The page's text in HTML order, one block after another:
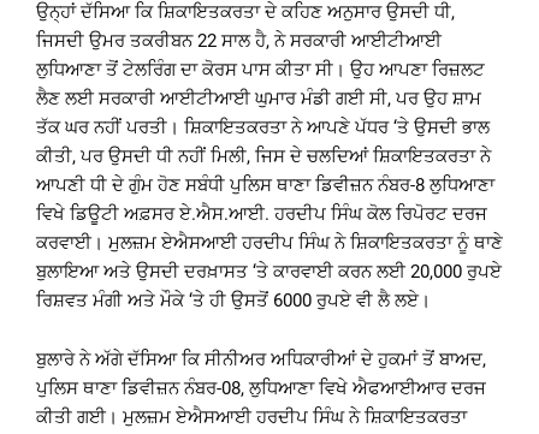
ਉਨ੍ਹਾਂ ਦੱਸਿਆ ਕਿ ਸ਼ਿਕਾਇਤਕਰਤਾ ਦੇ ਕਹਿਣ ਅਨੁਸਾਰ ਉਸਦੀ ਧੀ,
ਜਿਸਦੀ ਉਮਰ ਤਕਰੀਬਨ 22 ਸਾਲ ਹੈ, ਨੇ ਸਰਕਾਰੀ ਆਈਟੀਆਈ
ਲੁਧਿਆਣਾ ਤੋਂ ਟੇਲਰਿੰਗ ਦਾ ਕੋਰਸ ਪਾਸ ਕੀਤਾ ਸੀ। ਉਹ ਆਪਣਾ ਰਿਜ਼ਲਟ
ਲੈਣ ਲਈ ਸਰਕਾਰੀ ਆਈਟੀਆਈ ਘੁਮਾਰ ਮੰਡੀ ਗਈ ਸੀ, ਪਰ ਉਹ ਸ਼ਾਮ
ਤੱਕ ਘਰ ਨਹੀਂ ਪਰਤੀ। ਸ਼ਿਕਾਇਤਕਰਤਾ ਨੇ ਆਪਣੇ ਪੱਧਰ ‘ਤੇ ਉਸਦੀ ਭਾਲ
ਕੀਤੀ, ਪਰ ਉਸਦੀ ਧੀ ਨਹੀਂ ਮਿਲੀ, ਜਿਸ ਦੇ ਚਲਦਿਆਂ ਸ਼ਿਕਾਇਤਕਰਤਾ ਨੇ
ਆਪਣੀ ਧੀ ਦੇ ਗੁੰਮ ਹੋਣ ਸਬੰਧੀ ਪੁਲਿਸ ਥਾਣਾ ਡਿਵੀਜ਼ਨ ਨੰਬਰ-8 ਲੁਧਿਆਣਾ
ਵਿਖੇ ਡਿਊਟੀ ਅਫ਼ਸਰ ਏ.ਐਸ.ਆਈ. ਹਰਦੀਪ ਸਿੰਘ ਕੋਲ ਰਿਪੋਰਟ ਦਰਜ
ਕਰਵਾਈ। ਮੁਲਜ਼ਮ ਏਐਸਆਈ ਹਰਦੀਪ ਸਿੰਘ ਨੇ ਸ਼ਿਕਾਇਤਕਰਤਾ ਨੂੰ ਥਾਣੇ
ਬੁਲਾਇਆ ਅਤੇ ਉਸਦੀ ਦਰਖ਼ਾਸਤ ‘ਤੇ ਕਾਰਵਾਈ ਕਰਨ ਲਈ 20,000 ਰੁਪਏ
ਰਿਸ਼ਵਤ ਮੰਗੀ ਅਤੇ ਮੌਕੇ ‘ਤੇ ਹੀ ਉਸਤੋਂ 6000 ਰੁਪਏ ਵੀ ਲੈ ਲਏ।
ਬੁਲਾਰੇ ਨੇ ਅੱਗੇ ਦੱਸਿਆ ਕਿ ਸੀਨੀਅਰ ਅਧਿਕਾਰੀਆਂ ਦੇ ਹੁਕਮਾਂ ਤੋਂ ਬਾਅਦ,
ਪੁਲਿਸ ਥਾਣਾ ਡਿਵੀਜ਼ਨ ਨੰਬਰ-08, ਲੁਧਿਆਣਾ ਵਿਖੇ ਐਫਆਈਆਰ ਦਰਜ
ਕੀਤੀ ਗਈ। ਮੁਲਜ਼ਮ ਏਐਸਆਈ ਹਰਦੀਪ ਸਿੰਘ ਨੇ ਸ਼ਿਕਾਇਤਕਰਤਾ